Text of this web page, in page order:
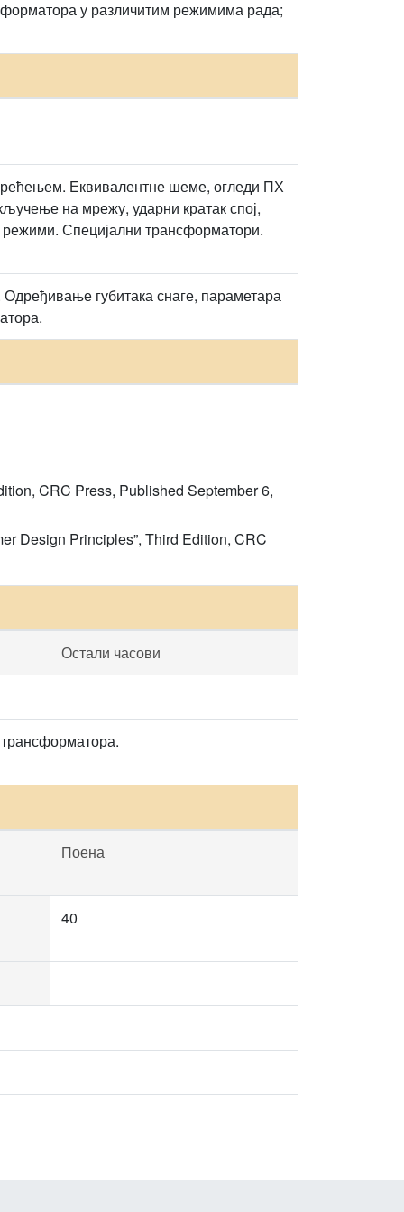
у различитим режимима рада;
Еквивалентне шеме, огледи ПХ
на мрежу, ударни кратак спој,
Специјални трансформатори.
губитака снаге, параметара
CRC Press, Published September 6,
Design Principles”, Third Edition, CRC
Остали часови
Поена
40